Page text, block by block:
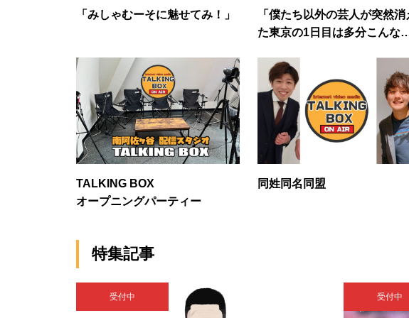
「みしゃむーそに魅せてみ！」
「僕たち以外の芸人が突然消
た東京の1日目は多分こんな
TALKING BOX
オープニングパーティー
同姓同名同盟
特集記事
受付中 受付中